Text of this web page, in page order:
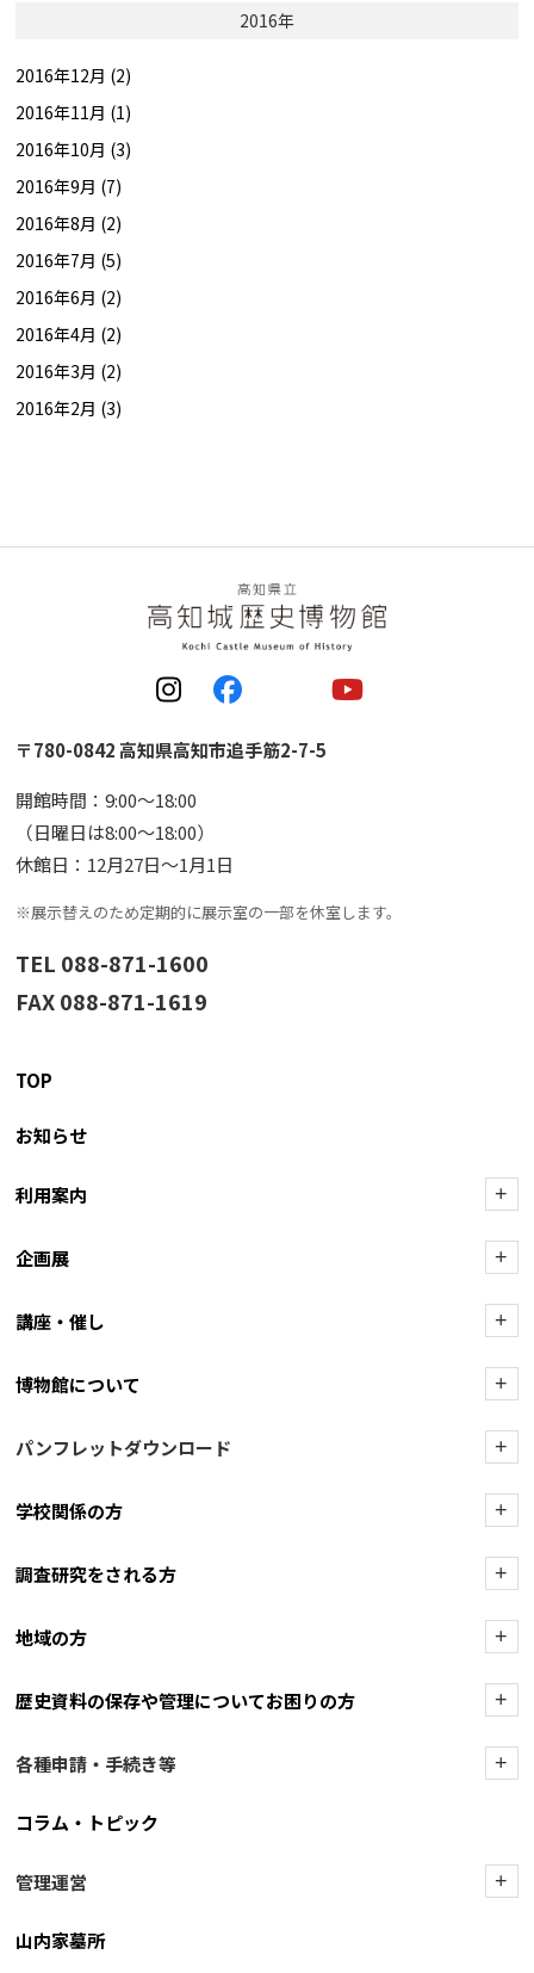
2016年
2016年12月 (2)
2016年11月 (1)
2016年10月 (3)
2016年9月 (7)
2016年8月 (2)
2016年7月 (5)
2016年6月 (2)
2016年4月 (2)
2016年3月 (2)
2016年2月 (3)
〒780-0842 高知県高知市追手筋2-7-5
開館時間：9:00〜18:00
（日曜日は8:00〜18:00）
休館日：12月27日〜1月1日
※展示替えのため定期的に展示室の一部を休室します。
TEL 088-871-1600
FAX 088-871-1619
TOP
お知らせ
利用案内 +
企画展 +
講座・催し +
博物館について +
パンフレットダウンロード +
学校関係の方 +
調査研究をされる方 +
地域の方 +
歴史資料の保存や管理についてお困りの方 +
各種申請・手続き等 +
コラム・トピック
管理運営 +
山内家墓所